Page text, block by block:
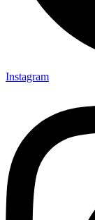
Instagram